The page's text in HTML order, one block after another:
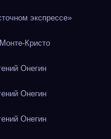
экспрессе»
Кристо
Онегин
Онегин
Онегин